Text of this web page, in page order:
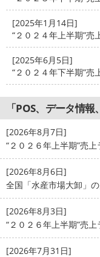
[2025年1月14日]
“２０２４年上半期”売
[2025年6月5日]
“２０２４年下半期”売
「POS、データ情
[2026年8月7日]
“２０２６年上半期”売
[2026年8月6日]
全国「水産市場大卸」
[2026年8月3日]
“２０２６年上半期”売
[2026年7月31日]